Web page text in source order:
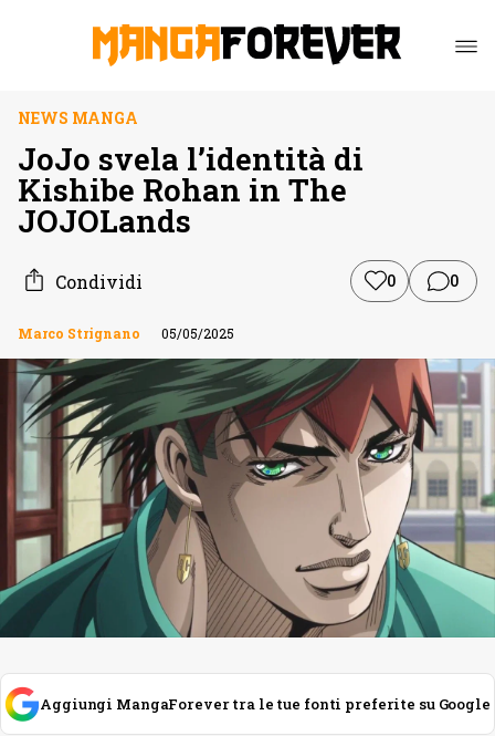
NEWS MANGA
JoJo svela l’identità di
Kishibe Rohan in The
JOJOLands
Condividi 0 0
Marco Strignano 05/05/2025
Aggiungi MangaForever tra le tue fonti preferite su Google